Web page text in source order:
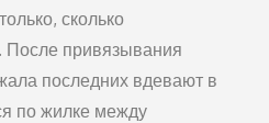
сколько
После привя­зывания
последних вдевают в
по жилке между